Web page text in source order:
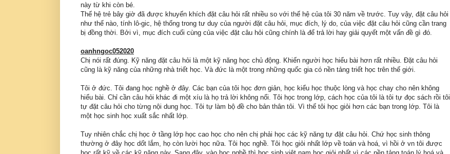
này từ khi còn bé.
Thế hệ trẻ bây giờ đã được khuyến khích đặt câu hỏi rất nhiều so với thế hệ của tôi 30 năm về trước. Tuy vậy, đặt câu hỏi
như thế nào, tính lô-gic, hệ thống trong tư duy của người đặt câu hỏi, mục đích, lý do, của việc đặt câu hỏi cũng cần trang
bị đồng thời. Bởi vì, mục đích cuối cùng của việc đặt câu hỏi cũng chính là để trả lời hay giải quyết một vấn đề gì đó.
oanhngoc052020
Chị nói rất đúng. Kỹ năng đặt câu hỏi là một kỹ năng học chủ động. Khiến người học hiểu bài hơn rất nhiều. Đặt câu hỏi
cũng là kỹ năng của những nhà triết học. Và đức là một trong những quốc gia có nền tảng triết học trên thế giới.
Tôi ở đức. Tôi đang học nghề ở đây. Các bạn của tôi học đơn giản, học kiểu học thuộc lòng và học chay cho nên không
hiểu bài. Chỉ cần câu hỏi khác đi một xíu là họ trả lời không nổi. Tôi học trong lớp, cách học của tôi là tôi tự đọc sách rồi tôi
tự đặt câu hỏi cho từng nội dung học. Tôi tự làm bộ đề cho bản thân tôi. Vì thế tôi học giỏi hơn các bạn trong lớp. Tôi là
một học sinh học xuất sắc nhất lớp.
Tuy nhiên chắc chị học ở tầng lớp học cao học cho nên chị phải học các kỹ năng tự đặt câu hỏi. Chứ học sinh thông
thường ở đây học dốt lắm, họ còn lười học nữa. Tôi học nghề. Tôi học giỏi nhất lớp về toán và hoá, vì hồi ở vn tôi được